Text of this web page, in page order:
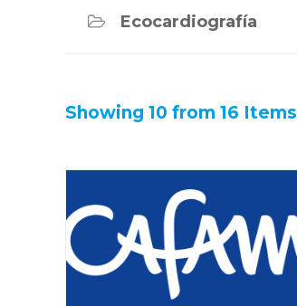
Ecocardiografía
Showing 10 from 16 Items